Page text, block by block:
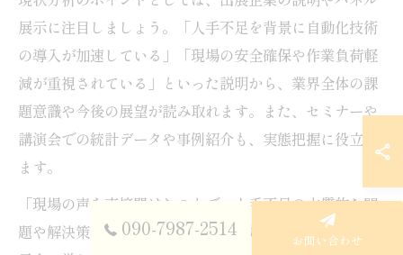
展示に注目しましょう。「人手不足を背景に自動化技術
の導入が加速している」「現場の安全確保や作業負荷軽
減が重視されている」といった説明から、業界全体の課
題意識や今後の展望が読み取れます。また、セミナーや
講演会での統計データや事例紹介も、実態把握に役立ち
ます。
「現場の声を直接聞けたことで、人手不足の本質的な問
題や解決策が見えてきた」という参加者の声もあり、展
090-7987-2514 お問い合わせ